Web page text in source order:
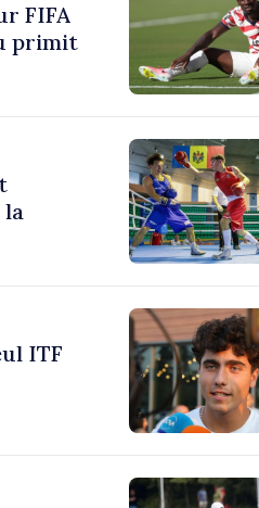
FIFA
primit
la
ITF